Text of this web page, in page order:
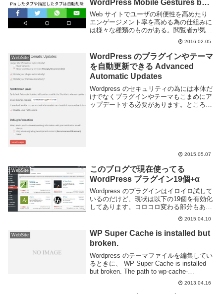
WordPress Mobile Gestures by
errnio
Web サイトでユーザの利便性を高めたり
エンゲージメント率を高める為の仕組みに
は様々な種類のものがある。閲覧者が気に
入りそうなリンクを同時に表示したり、ソ
ーシャルシェアを行いやすいようにボタン
を配置、スワイプなどのジェスチャーでも
ページ遷移...
2016.02.05
WebSite
WordPress のプラグインやテーマ
を自動更新できる Advanced
Automatic Updates
Wordpress のセキュリティの為には本体だ
けでなくプラグインやテーマもこまめにア
ップデートする必要があります。ところが
2015.05.07
WebSite
このブログで現在使ってる
WordPress プラグイン19個+α
Wordpress のプラグインはイロイロ試して
いるのだけど、現状は以下の19個を有効化
してあります。コロコロ変わる部分もある
といっても公開していない自分専用のもの
が2つあるので17個ですね。SEOS...
2015.04.10
WebSite
WP Super Cache is installed but
broken.
Wordpress のテーマファイルを編集してい
るときに、 WP Super Cache is installed
but broken. The path to wp-cache-
phase1.php in wp-content/adva... 2013.04.16